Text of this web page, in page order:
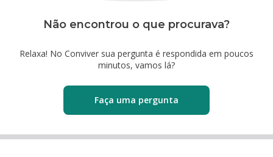
Não encontrou o que procurava?
Relaxa! No Conviver sua pergunta é respondida em poucos
minutos, vamos lá?
Faça uma pergunta